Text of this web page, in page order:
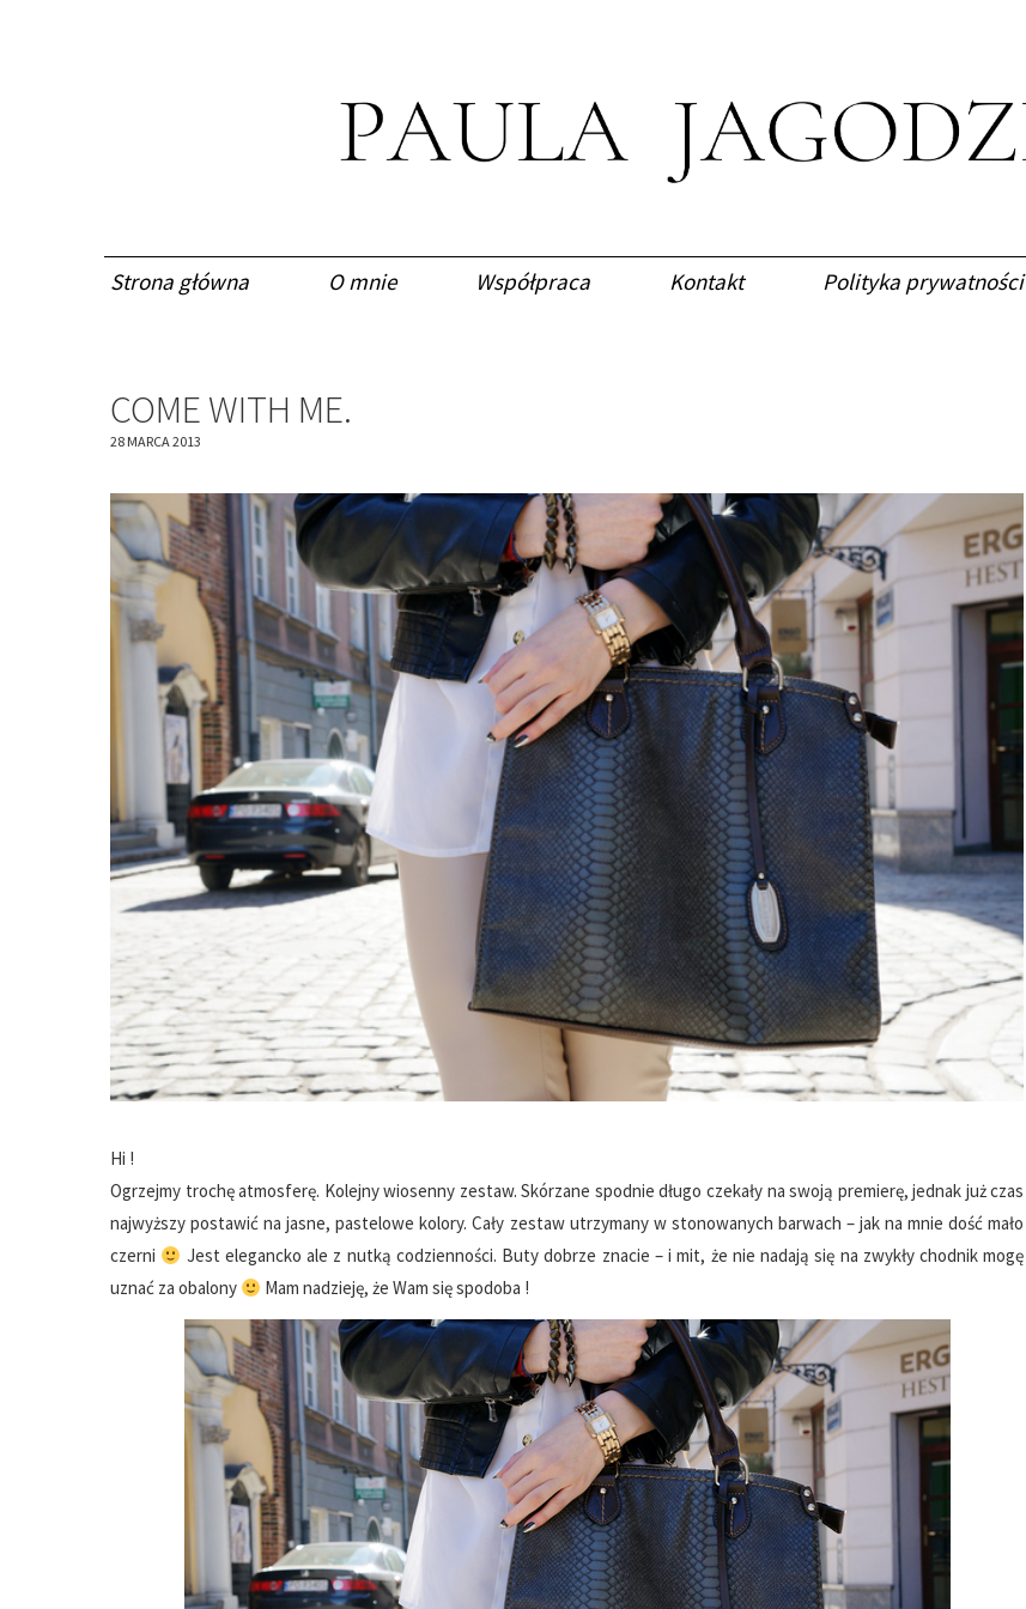
Strona główna O mnie Współpraca Kontakt Polityka prywatności
COME WITH ME.
28 MARCA 2013
Hi !
Ogrzejmy trochę atmosferę. Kolejny wiosenny zestaw. Skórzane spodnie długo czekały na swoją premierę, jednak już czas
najwyższy postawić na jasne, pastelowe kolory. Cały zestaw utrzymany w stonowanych barwach – jak na mnie dość mało
czerni
Jest elegancko ale z nutką codzienności. Buty dobrze znacie – i mit, że nie nadają się na zwykły chodnik mogę
uznać za obalony
Mam nadzieję, że Wam się spodoba !